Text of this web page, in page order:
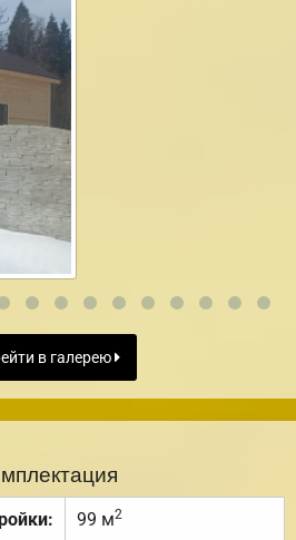
в галерею
99 м2